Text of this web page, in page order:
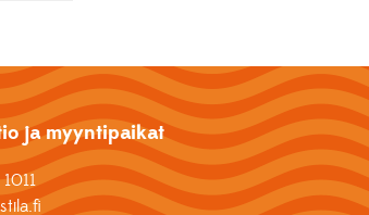
ja myyntipaikat